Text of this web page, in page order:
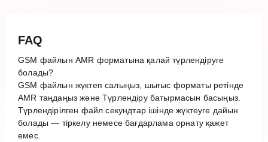
FAQ
GSM файлын AMR форматына қалай түрлендіруге
болады?
GSM файлын жүктеп салыңыз, шығыс форматы ретінде
AMR таңдаңыз және Түрлендіру батырмасын басыңыз.
Түрлендірілген файл секундтар ішінде жүктеуге дайын
болады — тіркелу немесе бағдарлама орнату қажет
емес.